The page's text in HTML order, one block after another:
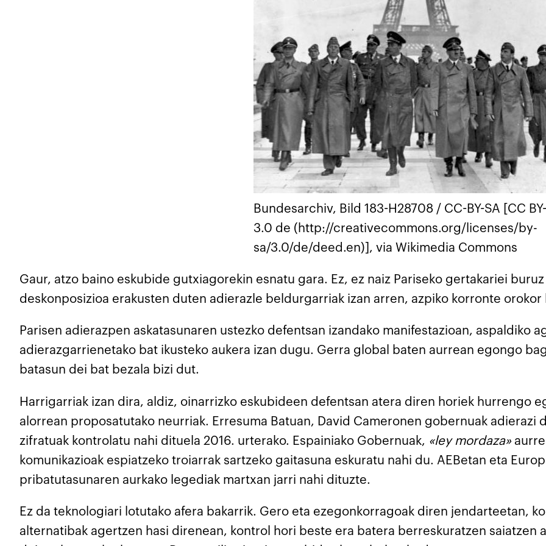
Bundesarchiv, Bild 183-H28708 / CC-BY-SA [CC
3.0 de (http://creativecommons.org/licenses/by-
sa/3.0/de/deed.en)], via Wikimedia Commons
Gaur, atzo baino eskubide gutxiagorekin esnatu gara. Ez, ez naiz Pariseko gertakariei
deskonposizioa erakusten duten adierazle beldurgarriak izan arren, azpiko korronte
Parisen adierazpen askatasunaren ustezko defentsan izandako manifestazioan, aspaldiko
adierazgarrienetako bat ikusteko aukera izan dugu. Gerra global baten aurrean egongo
batasun dei bat bezala bizi dut.
Harrigarriak izan dira, aldiz, oinarrizko eskubideen defentsan atera diren horiek hurrengo
alorrean proposatutako neurriak. Erresuma Batuan, David Cameronen gobernuak adierazi
zifratuak kontrolatu nahi dituela 2016. urterako. Espainiako Gobernuak, «ley mordaza»
komunikazioak espiatzeko troiarrak sartzeko gaitasuna eskuratu nahi du. AEBetan eta
pribatutasunaren aurkako legediak martxan jarri nahi dituzte.
Ez da teknologiari lotutako afera bakarrik. Gero eta ezegonkorragoak diren jendarteetan,
alternatibak agertzen hasi direnean, kontrol hori beste era batera berreskuratzen saiatzen